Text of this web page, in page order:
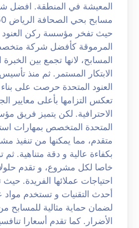
المعيشة في المنطقة. افضل
حيث تفخر مؤسسة ركن العنود
المرموقة كأفضل شركة
المسابح، لانها تجمع بين الخبرة
الابتكار المستمر. ثم منذ
العنود المتحدة حرصت على
تعكس التزامها بأعلى معايير
الاحترافية. لكن يتميز فريق
المتحدة المتخصص بمهارات
متقدم، مما يمكنها من تنفيذ
بكفاءة عالية و دقة متناهية. ثم
خاصا لكل مشروع، و تقدم
احتياجات عملائها الفريدة.
أحدث التقنيات و تستخدم مواد
لضمان حماية مثالية للمسابح
الأضرار. كما تقدم أسعارا